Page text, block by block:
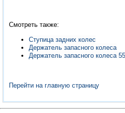
Смотреть также:
Ступица задних колес
Держатель запасного колеса
Держатель запасного колеса
Перейти на главную страницу